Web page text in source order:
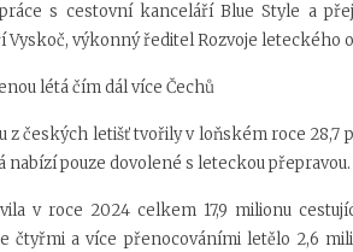
s cestovní kanceláří Blue Style a
Vyskoč, výkonný ředitel Rozvoje leteckého
létá čím dál více Čechů
z českých letišť tvořily v loňském roce 28,7
nabízí pouze dovolené s leteckou přepravou.
v roce 2024 celkem 17,9 milionu
čtyřmi a více přenocováními letělo 2,6